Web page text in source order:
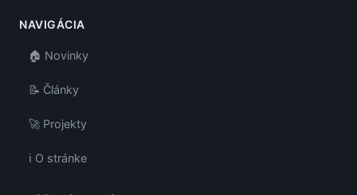
NAVIGÁCIA
🏠 Novinky
📝 Články
🚀 Projekty
ℹ️ O stránke